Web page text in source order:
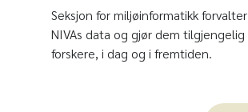
Seksjon for miljøinformatikk
NIVAs data og gjør dem tilgjengelig
forskere, i dag og i fremtiden.